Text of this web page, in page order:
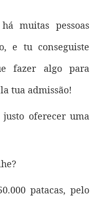
muitas pessoas
e tu conseguiste
fazer algo para
tua admissão!
justo oferecer uma
patacas, pelo